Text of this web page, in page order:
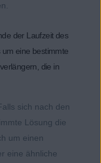
der Laufzeit des
eine bestimmte
die in
sich nach den
Lösung die
um einen
eine ähnliche